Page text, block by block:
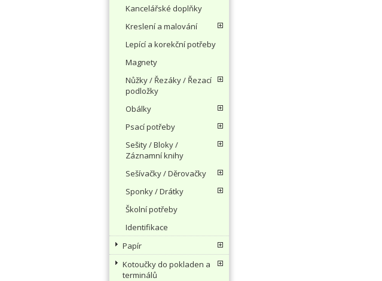
Kancelářské doplňky
Kreslení a malování
Lepící a korekční potřeby
Magnety
Nůžky / Řezáky / Řezací
podložky
Obálky
Psací potřeby
Sešity / Bloky /
Záznamní knihy
Sešívačky / Děrovačky
Sponky / Drátky
Školní potřeby
Identifikace
Papír
Kotoučky do pokladen a
terminálů